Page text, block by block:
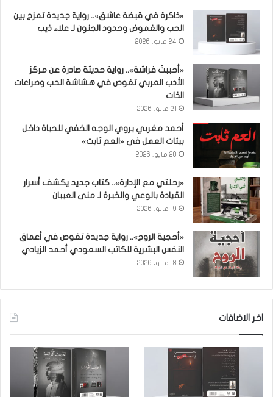
«ذاكرة في قبضة عاشق».. رواية جديدة تمزج بين
الحب والغموض وحدود الجنون لـ علاء ذيب
24 مايو، 2026
«أحببتُ فراشة».. رواية حديثة صادرة عن مركز
الأدب العربي تغوص في هشاشة الحب وصراعات
الذات
21 مايو، 2026
أحمد مغربي يروي الوجه الخفي للحياة داخل
بيئات العمل في «العم ثابت»
20 مايو، 2026
«رحلتي مع الإدارة».. كتاب جديد يكشف أسرار
القيادة بالوعي والخبرة لـ منى العيبان
19 مايو، 2026
«أحجية الروح».. رواية جديدة تغوص في أعماق
النفس البشرية للكاتب السعودي أحمد الزيادي
18 مايو، 2026
اخر الاضافات